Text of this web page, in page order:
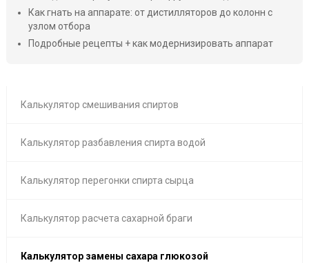
Калькулятор смешивания спиртов
Калькулятор разбавления спирта водой
Калькулятор перегонки спирта сырца
Калькулятор расчета сахарной браги
Калькулятор замены сахара глюкозой
Как гнать на аппарате: от дистилляторов до колонн с
узлом отбора
Подробные рецепты + как модернизировать аппарат